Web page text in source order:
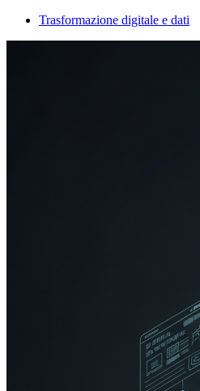
Trasformazione digitale e dati